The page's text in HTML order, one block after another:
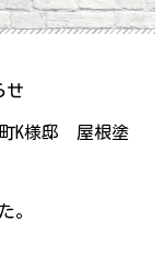
せ
K様邸 屋根塗
。